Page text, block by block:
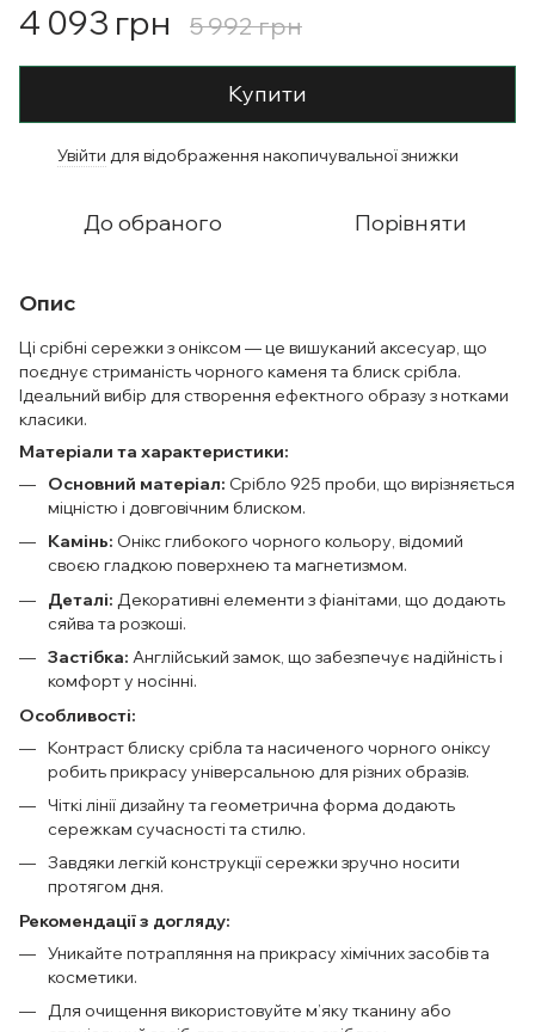
4 093 грн 5 992 грн
Купити
Увійти для відображення накопичувальної знижки
До обраного Порівняти
Опис
Ці срібні сережки з оніксом — це вишуканий аксесуар, що
поєднує стриманість чорного каменя та блиск срібла.
Ідеальний вибір для створення ефектного образу з нотками
класики.
Матеріали та характеристики:
Основний матеріал: Срібло 925 проби, що вирізняється
міцністю і довговічним блиском.
Камінь: Онікс глибокого чорного кольору, відомий
своєю гладкою поверхнею та магнетизмом.
Деталі: Декоративні елементи з фіанітами, що додають
сяйва та розкоші.
Застібка: Англійський замок, що забезпечує надійність і
комфорт у носінні.
Особливості:
Контраст блиску срібла та насиченого чорного оніксу
робить прикрасу універсальною для різних образів.
Чіткі лінії дизайну та геометрична форма додають
сережкам сучасності та стилю.
Завдяки легкій конструкції сережки зручно носити
протягом дня.
Рекомендації з догляду:
Уникайте потрапляння на прикрасу хімічних засобів та
косметики.
Для очищення використовуйте м’яку тканину або